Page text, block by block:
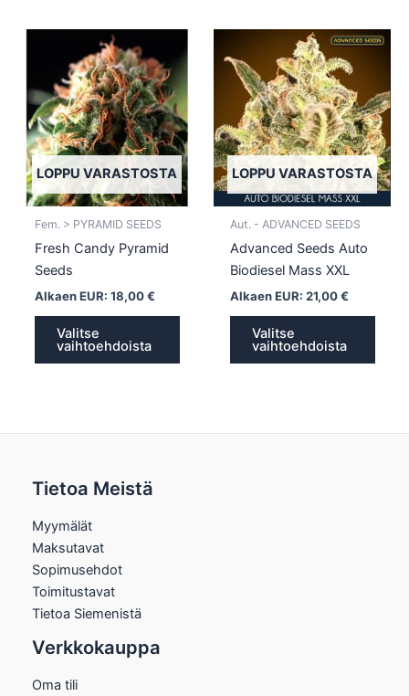
LOPPU VARASTOSTA
Fem. > PYRAMID SEEDS
Fresh Candy Pyramid
Seeds
Alkaen EUR: 18,00€
Valitse
vaihtoehdoista
tuotteella
on
useampi
muunnelma.
Voit
tehdä
valinnat
LOPPU VARASTOSTA
Aut. - ADVANCED SEEDS
Advanced Seeds Auto
Biodiesel Mass XXL
Alkaen EUR: 21,00€
Valitse
vaihtoehdoista
Tällä
Voit
tehdä
Tietoa Meistä
Myymälät
Maksutavat
Sopimusehdot
Toimitustavat
Tietoa Siemenistä
Verkkokauppa
Oma tili